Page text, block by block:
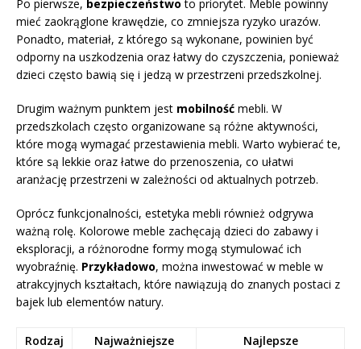
Po pierwsze, bezpieczeństwo to priorytet. Meble powinny
mieć zaokrąglone krawędzie, co zmniejsza ryzyko urazów.
Ponadto, materiał, z którego są wykonane, powinien być
odporny na uszkodzenia oraz łatwy do czyszczenia, ponieważ
dzieci często bawią się i jedzą w przestrzeni przedszkolnej.
Drugim ważnym punktem jest mobilność mebli. W
przedszkolach często organizowane są różne aktywności,
które mogą wymagać przestawienia mebli. Warto wybierać te,
które są lekkie oraz łatwe do przenoszenia, co ułatwi
aranżację przestrzeni w zależności od aktualnych potrzeb.
Oprócz funkcjonalności, estetyka mebli również odgrywa
ważną rolę. Kolorowe meble zachęcają dzieci do zabawy i
eksploracji, a różnorodne formy mogą stymulować ich
wyobraźnię. Przykładowo, można inwestować w meble w
atrakcyjnych kształtach, które nawiązują do znanych postaci z
bajek lub elementów natury.
Rodzaj
Najważniejsze
Najlepsze